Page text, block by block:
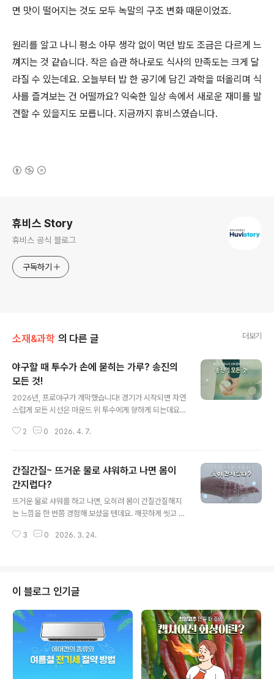
면 맛이 떨어지는 것도 모두 녹말의 구조 변화 때문이었죠.
원리를 알고 나니 평소 아무 생각 없이 먹던 밥도 조금은 다르게 느
껴지는 것 같습니다. 작은 습관 하나로도 식사의 만족도는 크게 달
라질 수 있는데요. 오늘부터 밥 한 공기에 담긴 과학을 떠올리며 식
사를 즐겨보는 건 어떨까요? 익숙한 일상 속에서 새로운 재미를 발
견할 수 있을지도 모릅니다. 지금까지 휴비스였습니다.
휴비스 Story
휴비스 공식 블로그
구독하기
소재&과학 의 다른 글 더보기
야구할 때 투수가 손에 묻히는 가루? 송진의
모든 것!
2026년, 프로야구가 개막했습니다! 경기가 시작되면 자연
스럽게 모든 시선은 마운드 위 투수에게 향하게 되는데요.
히곤 합니다. 단순한 가루처럼 보이는 이 물질은 바로 송진
알아볼까요? 1. 반짝반짝~ 송진이란?송진은 소나무와 같
은 침엽수에서 분비된 수액이 굳은 물질을 뜻하는데요. 영
어로는 로진(rosin)이라고 합니다. 굳고 난 이후의 송진은
주로 반투명한 노란빛을 띠는데, 액체 상태일 땐 끈적했지
을수록 투명하고 품질이 좋습니다. 침엽수에서만 나오는
2 0 2026. 4. 7.
간질간질~ 뜨거운 물로 샤워하고 나면 몸이
간지럽다?
뜨거운 물로 샤워를 하고 나면, 오히려 몸이 간질간질해지
는 느낌을 한 번쯤 경험해 보셨을 텐데요. 깨끗하게 씻고 나
고 거칠게 느껴지기도 합니다. 특히 환절기나 겨울철에는
까? 뜨거운 물로 샤워를 하면 피부가 더 개운해진 느낌이
들지만, 실제로는 피부가 더 건조해진 상태일 수 있는데요.
높은 온도의 물은 피부 표면의 피지와 보습 성분까지 함께
씻어내기 때문입니다. 이로 인해 피부를 보호하던 얇은 막
이 사라지면서 외부 자극에 더 민감해집니다. 특히 겨울철
이나 환절기에는 원래도..
3 0 2026. 3. 24.
이 블로그 인기글